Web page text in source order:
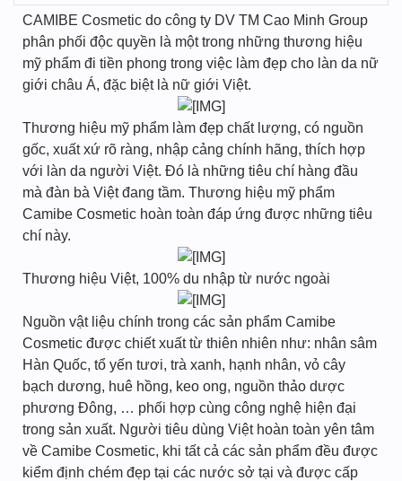
CAMIBE Cosmetic do công ty DV TM Cao Minh Group
phân phối độc quyền là một trong những thương hiệu
mỹ phẩm đi tiền phong trong việc làm đẹp cho làn da nữ
giới châu Á, đặc biệt là nữ giới Việt.
Thương hiệu mỹ phẩm làm đẹp chất lượng, có nguồn
gốc, xuất xứ rõ ràng, nhập cảng chính hãng, thích hợp
với làn da người Việt. Đó là những tiêu chí hàng đầu
mà đàn bà Việt đang tầm. Thương hiệu mỹ phẩm
Camibe Cosmetic hoàn toàn đáp ứng được những tiêu
chí này.
Thương hiệu Việt, 100% du nhập từ nước ngoài
Nguồn vật liệu chính trong các sản phẩm Camibe
Cosmetic được chiết xuất từ thiên nhiên như: nhân sâm
Hàn Quốc, tổ yến tươi, trà xanh, hạnh nhân, vỏ cây
bạch dương, huê hồng, keo ong, nguồn thảo dược
phương Đông, … phối hợp cùng công nghệ hiện đại
trong sản xuất. Người tiêu dùng Việt hoàn toàn yên tâm
về Camibe Cosmetic, khi tất cả các sản phẩm đều được
kiểm định chém đẹp tại các nước sở tại và được cấp